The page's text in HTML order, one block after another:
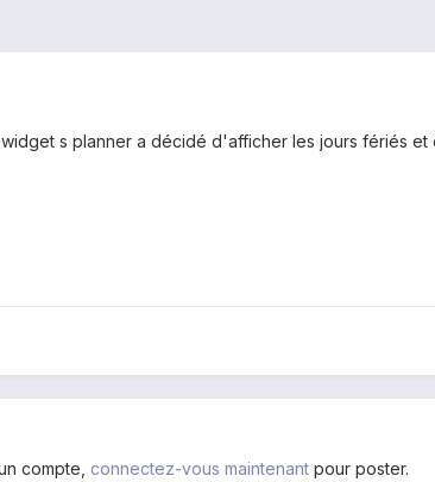
s planner a décidé d'afficher les jours fériés et
compte, connectez-vous maintenant pour poster.